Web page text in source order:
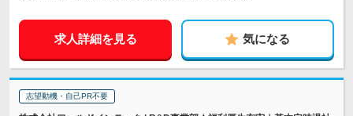
求人詳細を見る 気になる
志望動機・自己PR不要